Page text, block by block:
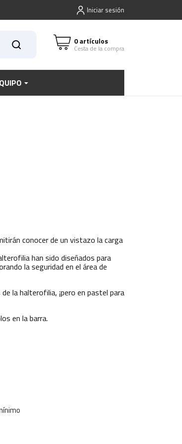
Iniciar sesión
0 artículos
Cesta de la compra
conocer de un vistazo la carga
han sido diseñados para
la seguridad en el área de
la halterofilia, ¡pero en pastel para
en la barra.